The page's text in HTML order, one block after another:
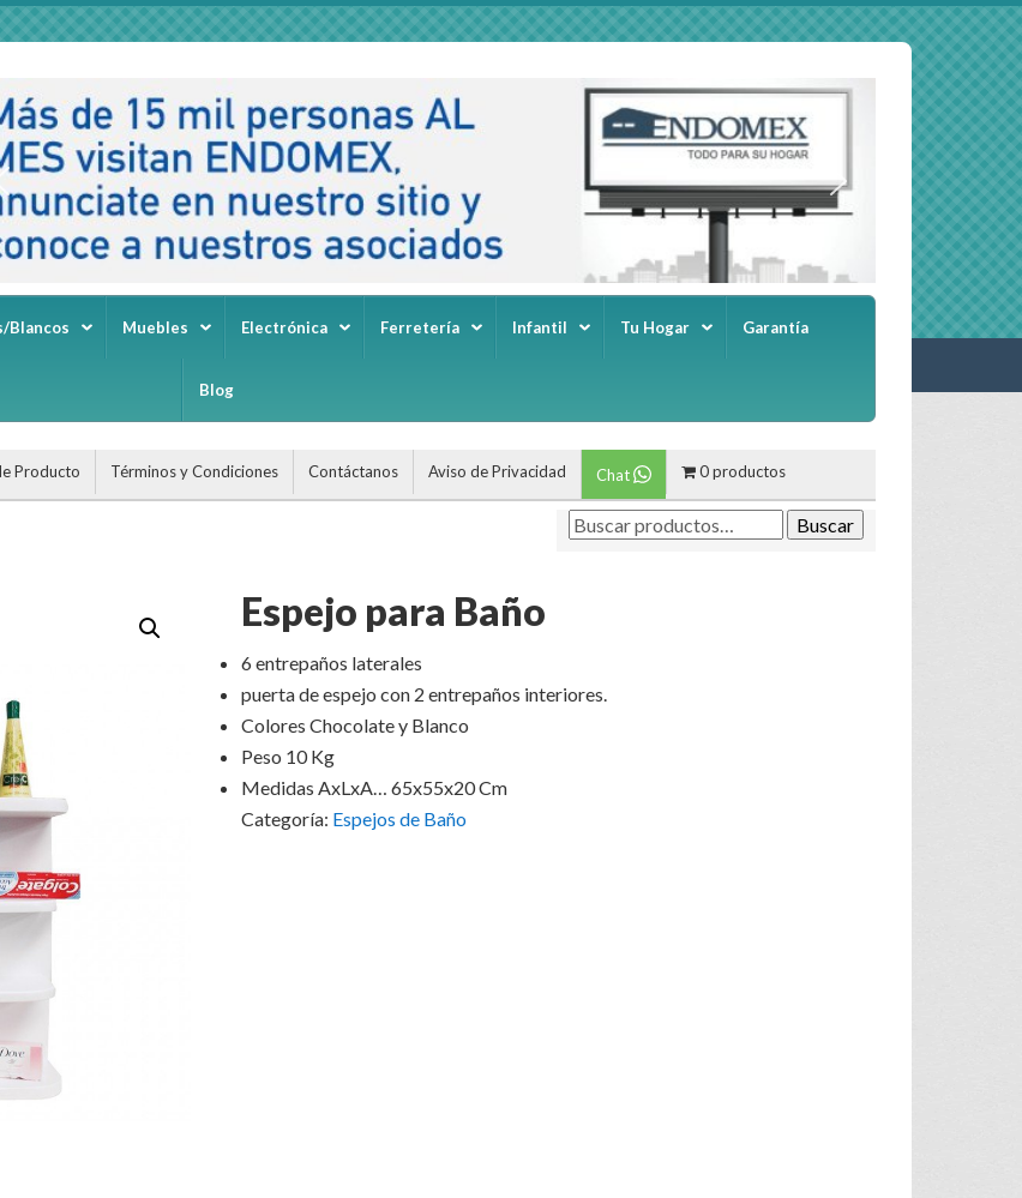
Blancos Muebles Electrónica Ferretería Infantil Tu Hogar Garantía
Blog
Producto Términos y Condiciones Contáctanos Aviso de Privacidad Chat 0 productos
Buscar
Espejo para Baño
6 entrepaños laterales
puerta de espejo con 2 entrepaños interiores.
Colores Chocolate y Blanco
Peso 10 Kg
Medidas AxLxA… 65x55x20 Cm
Categoría: Espejos de Baño